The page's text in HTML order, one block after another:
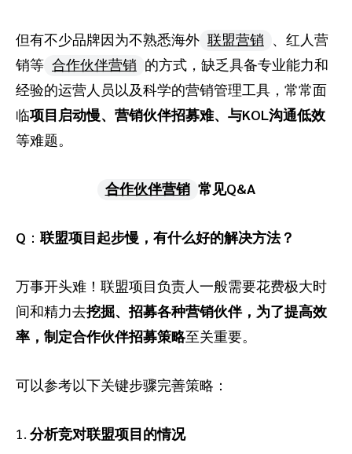
但有不少品牌因为不熟悉海外 联盟营销 、红人营
销等 合作伙伴营销 的方式，缺乏具备专业能力和
经验的运营人员以及科学的营销管理工具，常常面
临项目启动慢、营销伙伴招募难、与KOL沟通低效
等难题。
合作伙伴营销 常见Q&A
Q ： 联盟项目起步慢，有什么好的解决方法？
万事开头难！联盟项目负责人一般需要花费极大时
间和精力去挖掘、招募各种营销伙伴，为了提高效
率，制定合作伙伴招募策略至关重要。
可以参考以下关键步骤完善策略：
1. 分析竞对联盟项目的情况